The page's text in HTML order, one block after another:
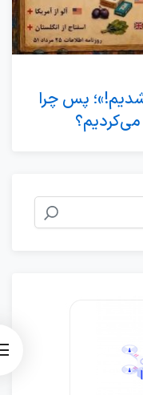
پس چرا
می‌کردیم؟